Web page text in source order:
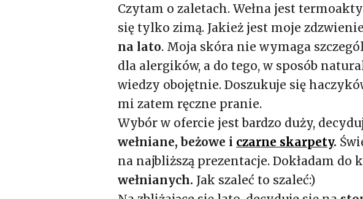
Czytam o zaletach. Wełna jest
się tylko zimą. Jakież jest moje
na lato. Moja skóra nie wymaga
dla alergików, a do tego, w sposób
wiedzy obojętnie. Doszukuje się
mi zatem ręczne pranie.
Wybór w ofercie jest bardzo duży,
wełniane, beżowe i czarne skarpety.
na najbliższą prezentacje. Dokładam do
wełnianych. Jak szaleć to szaleć:)